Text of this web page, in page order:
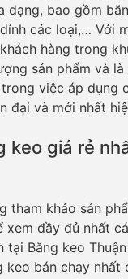
dạng, bao gồm
các loại,… Với
hàng trong
sản phẩm và
việc áp dụng
đại và mới nhất
keo giá rẻ
tham khảo sản
xem đầy đủ nhất
tại Băng keo
keo bán chạy nhất